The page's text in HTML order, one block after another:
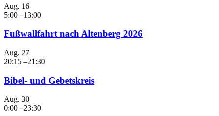
Aug. 16
5:00 –13:00
Fußwallfahrt nach Altenberg 2026
Aug. 27
20:15 –21:30
Bibel- und Gebetskreis
Aug. 30
0:00 –23:30